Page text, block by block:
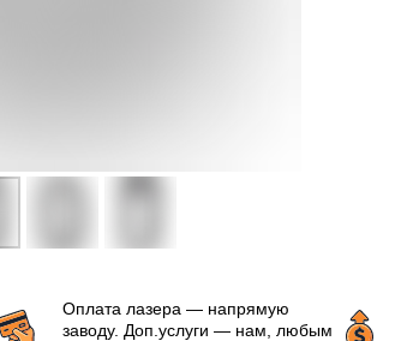
Оплата лазера — напрямую
заводу. Доп.услуги — нам, любым